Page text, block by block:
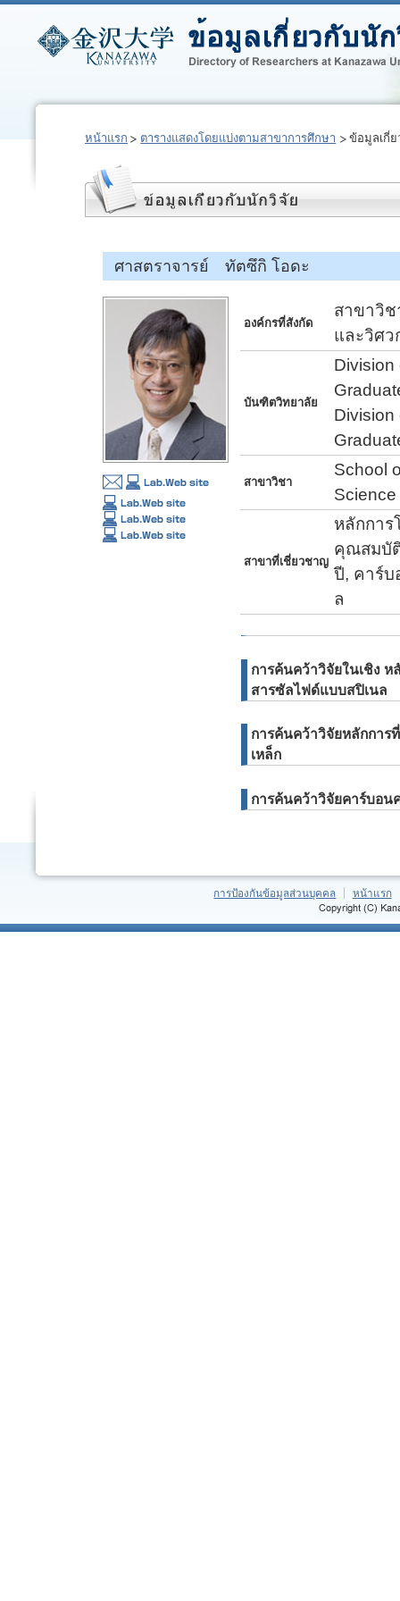
หน้าแรก ตารางแสดงโดยแบ่งตามสาขาการศึกษา ข้อมูลเกี่
ศาสตราจารย์ ทัตซึกิ โอดะ
องค์กรที่สังกัด
สาขาวิ
และวิศว
บันฑิตวิทยาลัย
Division
Division
สาขาวิชา
School
สาขาที่เชี่ยวชาญ
หลักการ
คุณสมบัติ
ปี, คาร์บ
ล
การค้นคว้าวิจัยในเชิง ห
สารซัลไฟด์แบบสปิเนล
การค้นคว้าวิจัยหลักการ
เหล็ก
การค้นคว้าวิจัยคาร์บอน
การป้องกันข้อมูลส่วนบุคคล หน้าแรก